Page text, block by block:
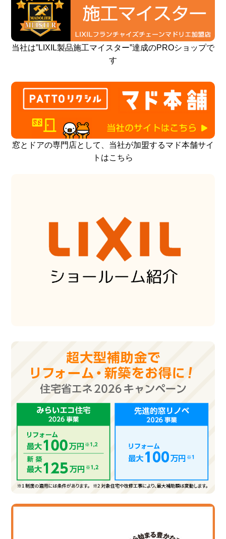
当社は”LIXIL製品施工マイスター”達成のPROショップで
す
窓とドアの専門店として、当社が加盟するマド本舗サイ
トはこちら